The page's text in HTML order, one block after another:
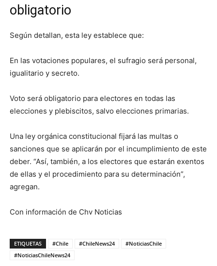
obligatorio
Según detallan, esta ley establece que:
En las votaciones populares, el sufragio será personal,
igualitario y secreto.
Voto será obligatorio para electores en todas las
elecciones y plebiscitos, salvo elecciones primarias.
Una ley orgánica constitucional fijará las multas o
sanciones que se aplicarán por el incumplimiento de este
deber. “Así, también, a los electores que estarán exentos
de ellas y el procedimiento para su determinación”,
agregan.
Con información de Chv Noticias
ETIQUETAS #Chile #ChileNews24
#NoticiasChile
#NoticiasChileNews24